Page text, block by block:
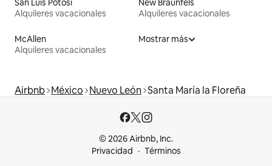
San Luis Potosí
Alquileres vacacionales
New Braunfels
Alquileres vacacionales
McAllen
Alquileres vacacionales
Mostrar más
Airbnb México Nuevo León Santa María la Floreña
© 2026 Airbnb, Inc.
Privacidad
Términos